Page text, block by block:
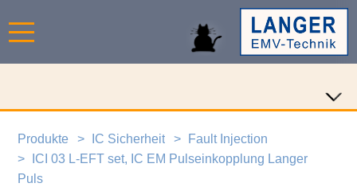
Produkte IC Sicherheit
Fault Injection
ICI 03 L-EFT set, IC EM Pulseinkopplung Langer
Puls